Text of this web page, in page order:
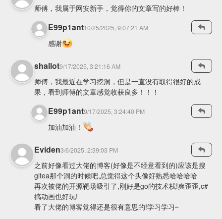
师傅，我属于网安新手，觉得你的文章写的好棒！
E99p1ant10/25/2025, 9:07:21 AM
感谢
shallot9/17/2025, 3:21:16 AM
师傅，我最近在学习挖洞，但是一直没有取得很好的成
果，看到师傅的文章感觉收获良多！！！
E99p1ant9/17/2025, 3:24:40 PM
加油加油！
Eviden3/6/2025, 2:39:03 PM
之前好像看过大佬的博客(好像是不经意看到的)应该是搜
gitea那个洞的时候吧,总觉得这个头像好熟悉哈哈哈哈
再次被佬的开源靶场吸引了,刚好是go的技术栈!爽歪歪,c#
搞动画也好玩!
看了大佬的博客觉得还是很有意思的!学习学习~